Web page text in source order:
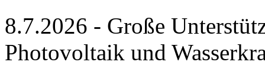
8.7.2026 - Große
Photovoltaik und